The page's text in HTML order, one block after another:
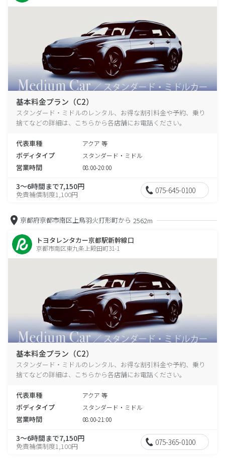
基本料金プラン（C2）
スタンダード・ミドルのレンタル、お得な割引料金や予約、乗り
捨てなどの詳細は、こちらから各店舗にお電話ください。
代表車種 アクア 等
ボディタイプ スタンダード・ミドル
営業時間 08:00-20:00
3～6時間まで7,150円
免責補償制度1,100円 075-645-0100
京都府京都市南区上鳥羽火打形町から 2562m
トヨタレンタカー京都駅新幹線口
京都市南区東九条上殿田町31-1
基本料金プラン（C2）
スタンダード・ミドルのレンタル、お得な割引料金や予約、乗り
捨てなどの詳細は、こちらから各店舗にお電話ください。
代表車種 アクア 等
ボディタイプ スタンダード・ミドル
営業時間 08:00-21:00
3～6時間まで7,150円
免責補償制度1,100円 075-365-0100